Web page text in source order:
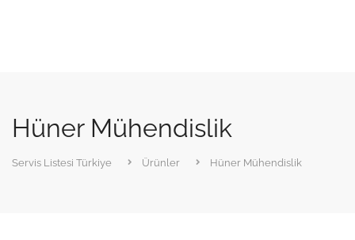
Hüner Mühendislik
Servis Listesi Türkiye Ürünler Hüner Mühendislik